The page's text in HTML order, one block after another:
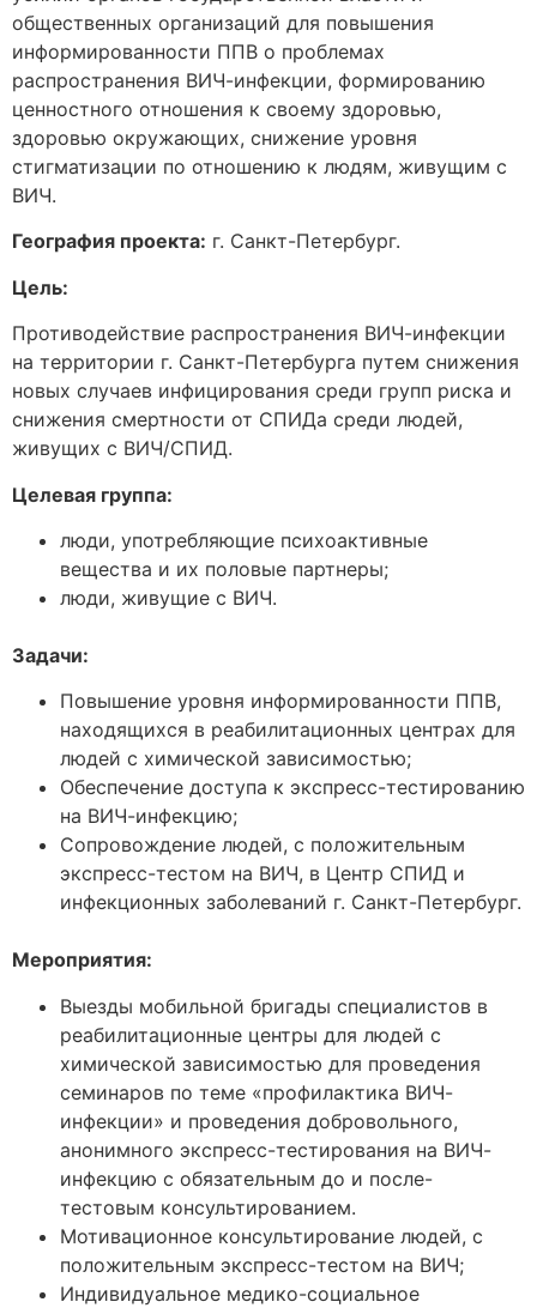
общественных организаций для повышения
информированности ППВ о проблемах
распространения ВИЧ-инфекции, формированию
ценностного отношения к своему здоровью,
здоровью окружающих, снижение уровня
стигматизации по отношению к людям, живущим с
ВИЧ.
География проекта: г. Санкт-Петербург.
Цель:
Противодействие распространения ВИЧ-инфекции
на территории г. Санкт-Петербурга путем снижения
новых случаев инфицирования среди групп риска и
снижения смертности от СПИДа среди людей,
живущих с ВИЧ/СПИД.
Целевая группа:
люди, употребляющие психоактивные
вещества и их половые партнеры;
люди, живущие с ВИЧ.
Задачи:
Повышение уровня информированности ППВ,
находящихся в реабилитационных центрах для
людей с химической зависимостью;
Обеспечение доступа к экспресс-тестированию
на ВИЧ-инфекцию;
Сопровождение людей, с положительным
экспресс-тестом на ВИЧ, в Центр СПИД и
инфекционных заболеваний г. Санкт-Петербург.
Мероприятия:
Выезды мобильной бригады специалистов в
реабилитационные центры для людей с
химической зависимостью для проведения
семинаров по теме «профилактика ВИЧ-
инфекции» и проведения добровольного,
анонимного экспресс-тестирования на ВИЧ-
инфекцию с обязательным до и после-
тестовым консультированием.
Мотивационное консультирование людей, с
положительным экспресс-тестом на ВИЧ;
Индивидуальное медико-социальное